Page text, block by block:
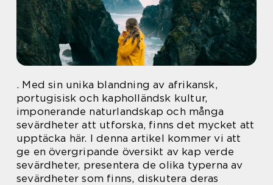
. Med sin unika blandning av afrikansk,
portugisisk och kapholländsk kultur,
imponerande naturlandskap och många
sevärdheter att utforska, finns det mycket att
upptäcka här. I denna artikel kommer vi att
ge en övergripande översikt av kap verde
sevärdheter, presentera de olika typerna av
sevärdheter som finns, diskutera deras